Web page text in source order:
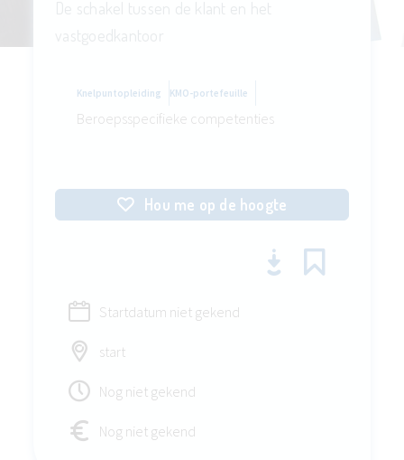
Knelpuntopleiding KMO-portefeuille
Beroepsspecifieke competenties
Hou me op de hoogte
Startdatum niet gekend
start
Nog niet gekend
Nog niet gekend